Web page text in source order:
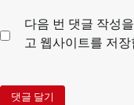
다음 번 댓글 작성
고 웹사이트를 저장